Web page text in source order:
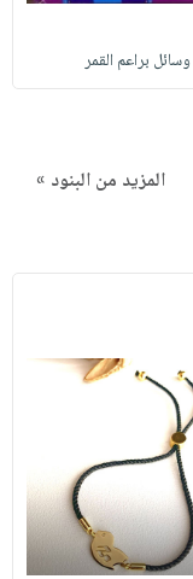
وسائل براعم القمر
المزيد من البنود »